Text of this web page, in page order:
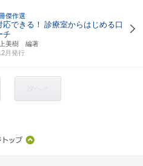
傑作選
できる！ 診療室からはじめる口
チ
上美樹 編著
月発行